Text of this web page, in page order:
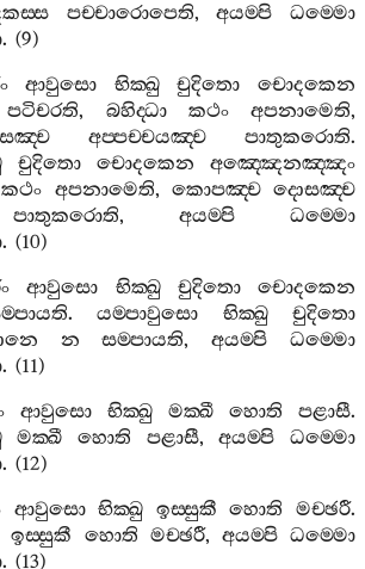
පච‍්චාරොපෙති,අයම‍්පි
ධම‍්මො
. (9)
ආවුසො භික‍්ඛු චුදිතො
චොදකෙන
පටිචරති, බහිද‍්ධා කථං අපනාමෙති,
අප‍්පච‍්චයඤ‍්ච පාතුකරොති.
චුදිතො චොදකෙන
අඤ‍්ඤෙනඤ‍්ඤං
කථං අපනාමෙති, කොපඤ‍්ච දොසඤ‍්ච
පාතුකරොති, අයම‍්පි
ධම‍්මො
. (10)
ආවුසො භික‍්ඛු චුදිතො
චොදකෙන
.යම‍්පාවුසො භික‍්ඛු
චුදිතො
න සම‍්පායති,අයම‍්පි
ධම‍්මො
. (11)
ආවුසො භික‍්ඛු මක‍්ඛී හොති පළාසී.
මක‍්ඛී හොති පළාසී,අයම‍්පි
ධම‍්මො
. (12)
ආවුසො භික‍්ඛු ඉස‍්සුකී හොති මච‍්ඡරී.
ඉස‍්සුකී හොති මච‍්ඡරී, අයම‍්පි ධම‍්මො
. (13)